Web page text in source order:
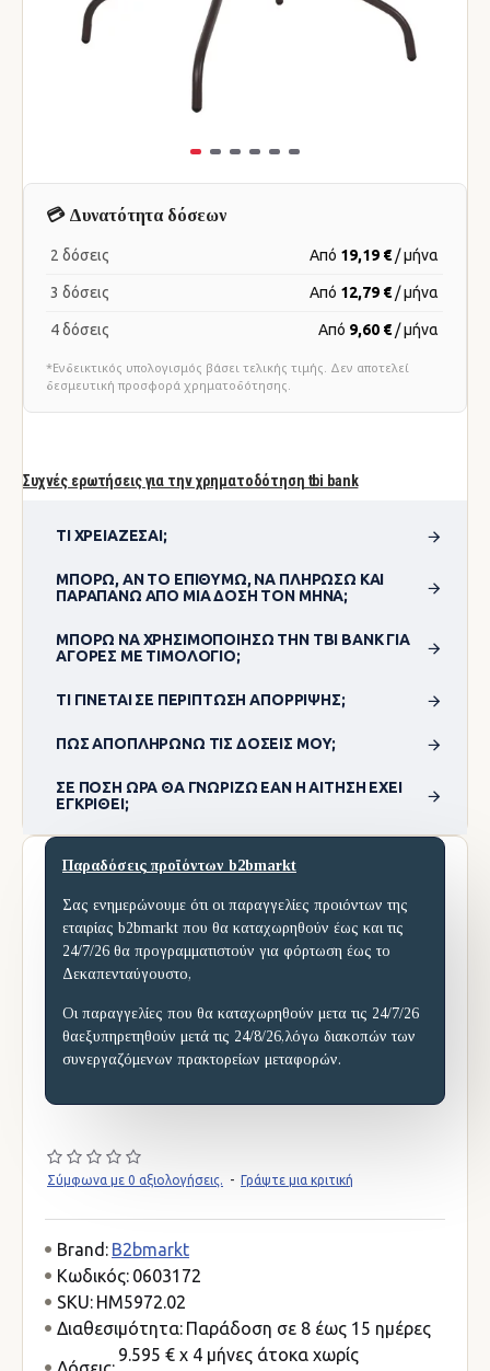
Συχνές ερωτήσεις για την χρηματοδότηση tbi bank
ΤΙ ΧΡΕΙΆΖΕΣΑΙ;
ΜΠΟΡΏ, ΑΝ ΤΟ ΕΠΙΘΥΜΏ, ΝΑ ΠΛΗΡΏΣΩ ΚΑΙ
ΠΑΡΑΠΆΝΩ ΑΠΌ ΜΊΑ ΔΌΣΗ ΤΟΝ ΜΉΝΑ;
ΜΠΟΡΏ ΝΑ ΧΡΗΣΙΜΟΠΟΊΗΣΩ ΤΗΝ TBI BANK ΓΙΑ
ΑΓΟΡΈΣ ΜΕ ΤΙΜΟΛΌΓΙΟ;
ΤΙ ΓΊΝΕΤΑΙ ΣΕ ΠΕΡΊΠΤΩΣΗ ΑΠΌΡΡΙΨΗΣ;
ΠΏΣ ΑΠΟΠΛΗΡΏΝΩ ΤΙΣ ΔΌΣΕΙΣ ΜΟΥ;
ΣΕ ΠΌΣΗ ΏΡΑ ΘΑ ΓΝΩΡΊΖΩ ΕΆΝ Η ΑΊΤΗΣΗ ΈΧΕΙ
ΕΓΚΡΙΘΕΊ;
💳 Δυνατότητα δόσεων
2 δόσεις Από 19,19 € / μήνα
3 δόσεις Από 12,79 € / μήνα
4 δόσεις Από 9,60 € / μήνα
*Ενδεικτικός υπολογισμός βάσει τελικής τιμής. Δεν αποτελεί
δεσμευτική προσφορά χρηματοδότησης.
Παραδόσεις προϊόντων b2bmarkt
Σας ενημερώνουμε ότι οι παραγγελίες προιόντων της
εταιρίας b2bmarkt που θα καταχωρηθούν έως και τις
24/7/26 θα προγραμματιστούν για φόρτωση έως το
Δεκαπενταύγουστο,
Οι παραγγελίες που θα καταχωρηθούν μετα τις 24/7/26
θαεξυπηρετηθούν μετά τις 24/8/26,λόγω διακοπών των
συνεργαζόμενων πρακτορείων μεταφορών.
Σύμφωνα με 0 αξιολογήσεις. - Γράψτε μια κριτική
Brand: B2bmarkt
Κωδικός: 0603172
SKU: HM5972.02
Διαθεσιμότητα: Παράδοση σε 8 έως 15 ημέρες
9.595 € x 4 μήνες άτοκα χωρίς